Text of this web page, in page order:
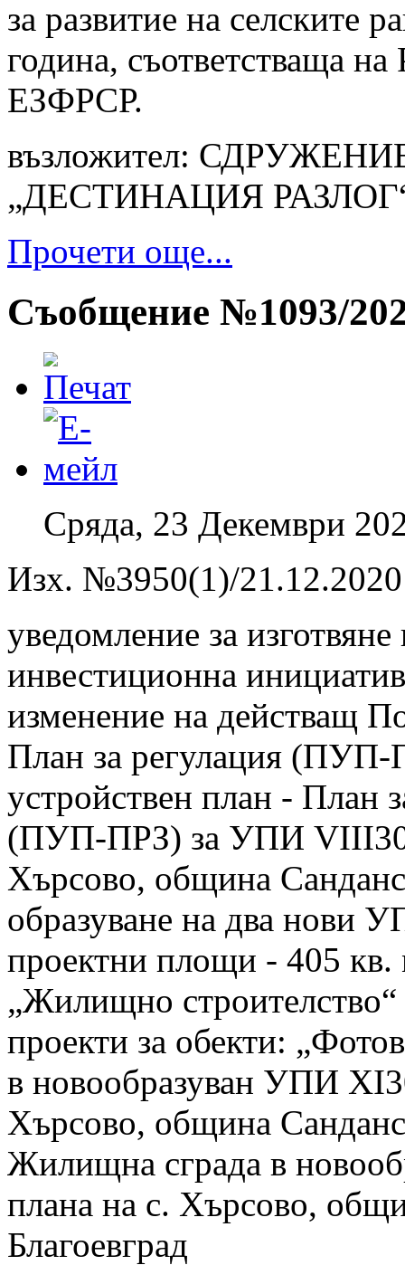
за развитие на селските
година, съответстваща
ЕЗФРСР.
възложител:
„ДЕСТИНАЦИЯ
Прочети още...
Съобщение №1093/
Сряда, 23 Декември
Изх. №3950(1)/21.12.2020
уведомление за
инвестиционна
изменение на действащ
План за регулация (ПУП-
устройствен план - План
(ПУП-ПРЗ) за УПИ
Хърсово, община
образуване на два
проектни площи - 405 кв.
„Жилищно
проекти за обекти:
в новообразуван УПИ
Хърсово, община
Жилищна сграда в
плана на с. Хърсово,
Благоевград